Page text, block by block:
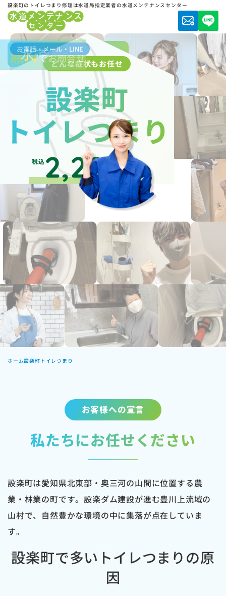
設楽町のトイレつまり修理は水道局指定業者の水道メンテナンスセンター
水道局指定業者
どんな症状もお任せ
設楽町
トイレつまり
税込2,200円～
ホーム設楽町トイレつまり
お客様への宣言
私たちにお任せください
設楽町は愛知県北東部・奥三河の山間に位置する農
業・林業の町です。設楽ダム建設が進む豊川上流域の
山村で、自然豊かな環境の中に集落が点在していま
す。
設楽町で多いトイレつまりの原
因
お電話・メール・LINE
無料でお問合せ